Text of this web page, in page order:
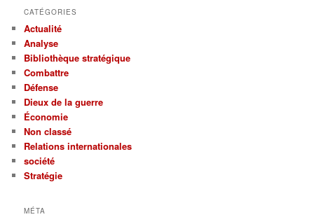
CATÉGORIES
Actualité
Analyse
Bibliothèque stratégique
Combattre
Défense
Dieux de la guerre
Économie
Non classé
Relations internationales
société
Stratégie
MÉTA